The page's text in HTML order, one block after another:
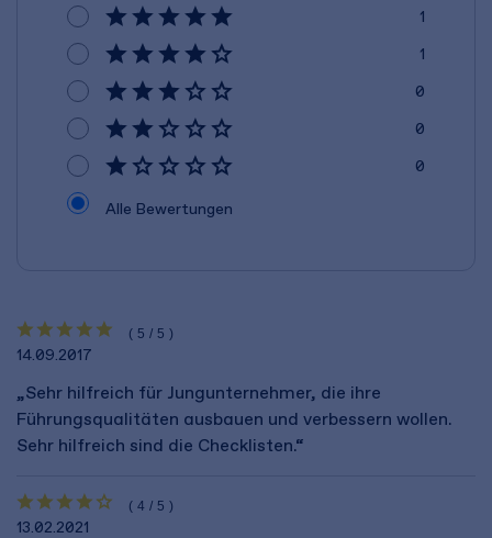
1
1
0
0
0
Alle Bewertungen
(5/5)
14.09.2017
„Sehr hilfreich für Jungunternehmer, die ihre
Führungsqualitäten ausbauen und verbessern wollen.
Sehr hilfreich sind die Checklisten.“
(4/5)
13.02.2021